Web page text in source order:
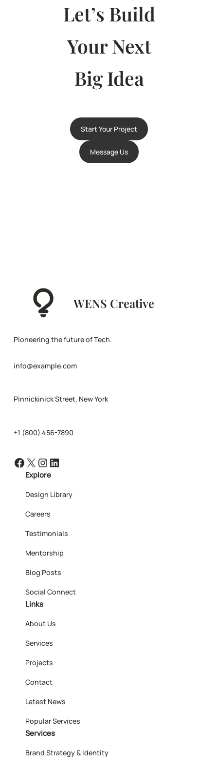
Let’s Build
Your Next
Big Idea
Start Your Project
Message Us
WENS Creative
Pioneering the future of Tech.
info@example.com
Pinnickinick Street, New York
+1 (800) 456-7890
Facebook X Instagram LinkedIn
Explore
Design Library
Careers
Testimonials
Mentorship
Blog Posts
Social Connect
Links
About Us
Services
Projects
Contact
Latest News
Popular Services
Services
Brand Strategy & Identity